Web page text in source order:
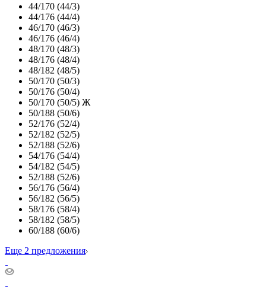
44/170 (44/3)
44/176 (44/4)
46/170 (46/3)
46/176 (46/4)
48/170 (48/3)
48/176 (48/4)
48/182 (48/5)
50/170 (50/3)
50/176 (50/4)
50/170 (50/5) Ж
50/188 (50/6)
52/176 (52/4)
52/182 (52/5)
52/188 (52/6)
54/176 (54/4)
54/182 (54/5)
52/188 (52/6)
56/176 (56/4)
56/182 (56/5)
58/176 (58/4)
58/182 (58/5)
60/188 (60/6)
Еще 2 предложения